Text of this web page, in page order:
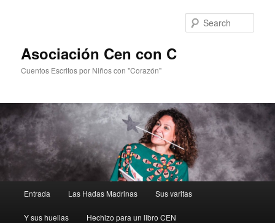
Asociación Cen con C
Cuentos Escritos por Niños con "Corazón"
Skip
Entrada Las Hadas Madrinas Sus varitas
Y sus huellas Hechizo para un libro CEN